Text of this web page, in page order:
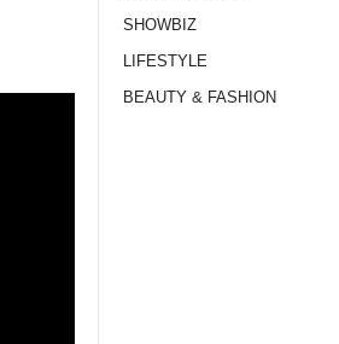
SHOWBIZ
LIFESTYLE
BEAUTY & FASHION